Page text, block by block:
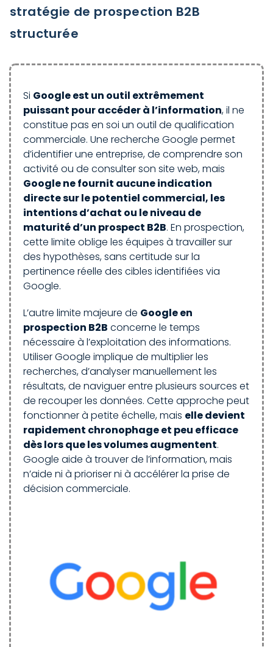
stratégie de prospection B2B
structurée
Si Google est un outil extrêmement
puissant pour accéder à l’information, il ne
constitue pas en soi un outil de qualification
commerciale. Une recherche Google permet
d’identifier une entreprise, de comprendre son
activité ou de consulter son site web, mais
Google ne fournit aucune indication
directe sur le potentiel commercial, les
intentions d’achat ou le niveau de
maturité d’un prospect B2B. En prospection,
cette limite oblige les équipes à travailler sur
des hypothèses, sans certitude sur la
pertinence réelle des cibles identifiées via
Google.
L’autre limite majeure de Google en
prospection B2B concerne le temps
nécessaire à l’exploitation des informations.
Utiliser Google implique de multiplier les
recherches, d’analyser manuellement les
résultats, de naviguer entre plusieurs sources et
de recouper les données. Cette approche peut
fonctionner à petite échelle, mais elle devient
rapidement chronophage et peu efficace
dès lors que les volumes augmentent.
Google aide à trouver de l’information, mais
n’aide ni à prioriser ni à accélérer la prise de
décision commerciale.